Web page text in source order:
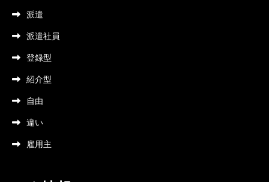
派遣
派遣社員
登録型
紹介型
自由
違い
雇用主